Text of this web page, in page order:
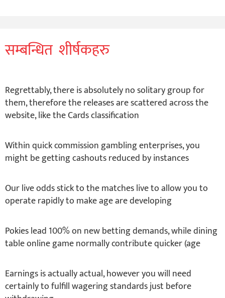
सम्बन्धित शीर्षकहरु
Regrettably, there is absolutely no solitary group for
them, therefore the releases are scattered across the
website, like the Cards classification
Within quick commission gambling enterprises, you
might be getting cashouts reduced by instances
Our live odds stick to the matches live to allow you to
operate rapidly to make age are developing
Pokies lead 100% on new betting demands, while dining
table online game normally contribute quicker (age
Earnings is actually actual, however you will need
certainly to fulfill wagering standards just before